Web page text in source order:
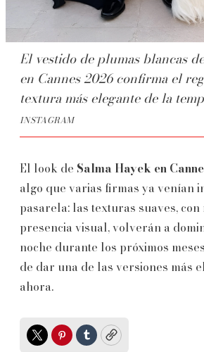
El vestido de plumas blancas
en Cannes 2026 confirma el
textura más elegante de la
INSTAGRAM
El look de Salma Hayek en
algo que varias firmas ya venían
pasarela: las texturas suaves, con
presencia visual, volverán a
noche durante los próximos
de dar una de las versiones más
ahora.
TwitterPinterest
TumblrCopy